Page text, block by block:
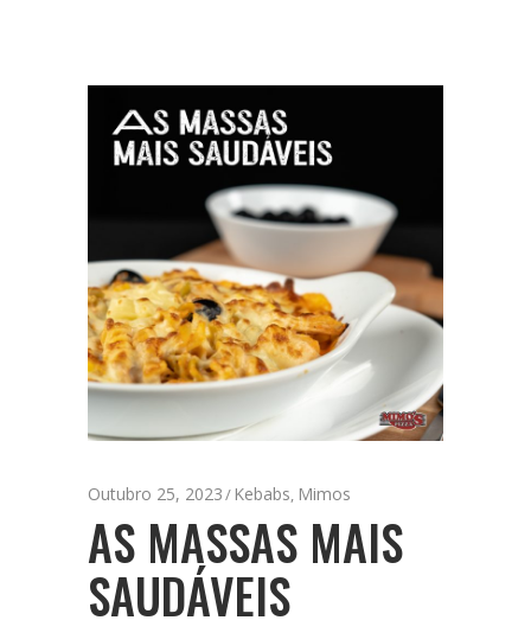
Outubro 25, 2023 Kebabs, Mimos
AS MASSAS MAIS
SAUDÁVEIS